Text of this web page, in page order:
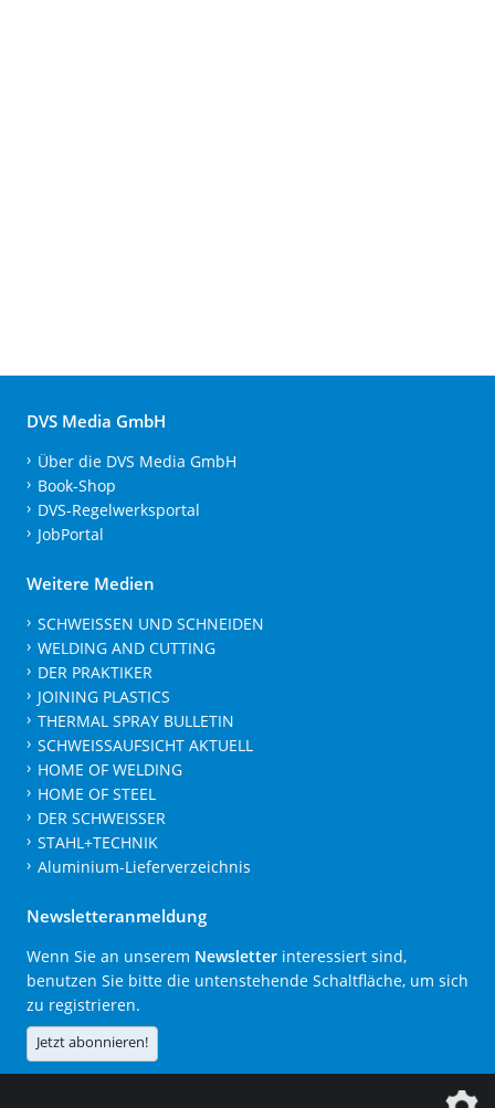
DVS Media GmbH
Über die DVS Media GmbH
Book-Shop
DVS-Regelwerksportal
JobPortal
Weitere Medien
SCHWEISSEN UND SCHNEIDEN
WELDING AND CUTTING
DER PRAKTIKER
JOINING PLASTICS
THERMAL SPRAY BULLETIN
SCHWEISSAUFSICHT AKTUELL
HOME OF WELDING
HOME OF STEEL
DER SCHWEISSER
STAHL+TECHNIK
Aluminium-Lieferverzeichnis
Newsletteranmeldung
Wenn Sie an unserem Newsletter interessiert sind,
benutzen Sie bitte die untenstehende Schaltfläche, um sich
zu registrieren.
Jetzt abonnieren!